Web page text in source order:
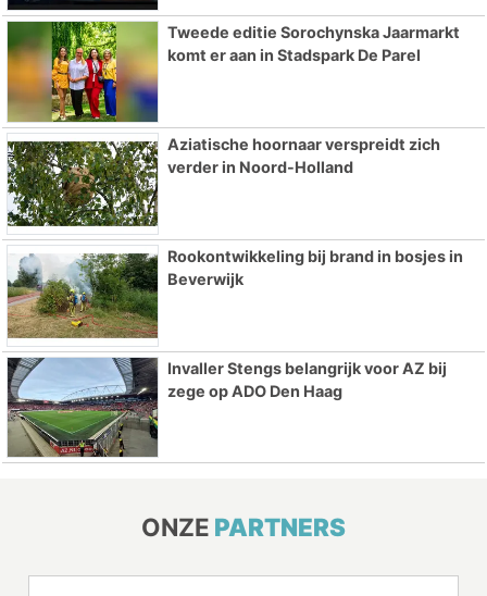
Tweede editie Sorochynska Jaarmarkt
komt er aan in Stadspark De Parel
Aziatische hoornaar verspreidt zich
verder in Noord-Holland
Rookontwikkeling bij brand in bosjes in
Beverwijk
Invaller Stengs belangrijk voor AZ bij
zege op ADO Den Haag
ONZE PARTNERS